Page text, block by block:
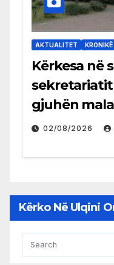
AKTUALITET KRONIKË
Kërkesa në
gjuhën
02/08/2026
Kërko Në Ulqini